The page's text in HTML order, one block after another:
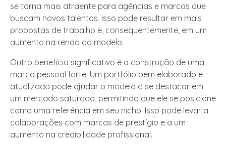
se torna mais atraente para agências e marcas que
buscam novos talentos. Isso pode resultar em mais
propostas de trabalho e, consequentemente, em um
aumento na renda do modelo.
Outro benefício significativo é a construção de uma
marca pessoal forte. Um portfólio bem elaborado e
atualizado pode ajudar o modelo a se destacar em
um mercado saturado, permitindo que ele se posicione
como uma referência em seu nicho. Isso pode levar a
colaborações com marcas de prestígio e a um
aumento na credibilidade profissional.